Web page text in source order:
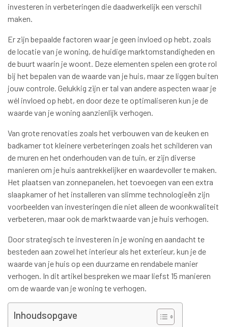
investeren in verbeteringen die daadwerkelijk een verschil
maken.
Er zijn bepaalde factoren waar je geen invloed op hebt, zoals
de locatie van je woning, de huidige marktomstandigheden en
de buurt waarin je woont. Deze elementen spelen een grote rol
bij het bepalen van de waarde van je huis, maar ze liggen buiten
jouw controle. Gelukkig zijn er tal van andere aspecten waar je
wél invloed op hebt, en door deze te optimaliseren kun je de
waarde van je woning aanzienlijk verhogen.
Van grote renovaties zoals het verbouwen van de keuken en
badkamer tot kleinere verbeteringen zoals het schilderen van
de muren en het onderhouden van de tuin, er zijn diverse
manieren om je huis aantrekkelijker en waardevoller te maken.
Het plaatsen van zonnepanelen, het toevoegen van een extra
slaapkamer of het installeren van slimme technologieën zijn
voorbeelden van investeringen die niet alleen de woonkwaliteit
verbeteren, maar ook de marktwaarde van je huis verhogen.
Door strategisch te investeren in je woning en aandacht te
besteden aan zowel het interieur als het exterieur, kun je de
waarde van je huis op een duurzame en rendabele manier
verhogen. In dit artikel bespreken we maar liefst 15 manieren
om de waarde van je woning te verhogen.
Inhoudsopgave